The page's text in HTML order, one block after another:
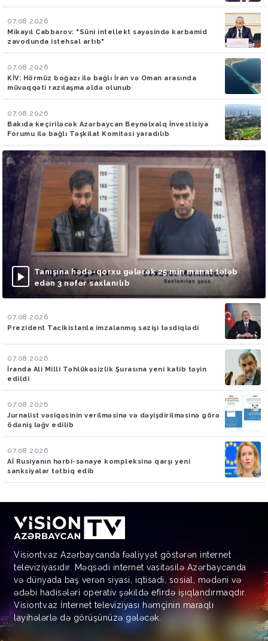
07.08.2026
Mikayıl Cabbarov: "Süni intellekt sayəsində karbamid
zavodunda istehsal artıb"
07.08.2026
KİV: Hörmüz boğazı ilə bağlı İran və Oman arasında
müvəqqəti razılaşma əldə olunub
07.08.2026
Bakıda keçiriləcək Azərbaycan Beynəlxalq İnvestisiya
Forumu ilə bağlı Təşkilat Komitəsi yaradılıb
Tanışına hədə-qorxu gələrək 25 min manat tələb
edən 3 nəfər saxlanılıb
07.08.2026
Prezident Tacikistanla imzalanmış sazişi təsdiqlədi
07.08.2026
İranda Ali Milli Təhlükəsizlik Şurasına yeni katib təyin
edildi
07.08.2026
Jurnalist vəsiqəsinin verilməsinə və dəyişdirilməsinə görə
ödəniş ləğv edilib
07.08.2026
Aİ Rusiyanın hərbi-sənaye kompleksinə qarşı yeni
sanksiyalar tətbiq edib
Visiontv.az Azərbaycanda fəaliyyət göstərən internet
televiziyasıdır. Məqsədi internet vasitəsilə Azərbaycanda
və dünyada baş verən siyasi, iqtisadi, sosial, mədəni və
ədəbi hadisələri operativ şəkildə efirdə işıqlandırmaqdır.
Visiontv.az İnternet televiziyası həmçinin maraqlı
layihələrlə də görüşünüzə gələcək.